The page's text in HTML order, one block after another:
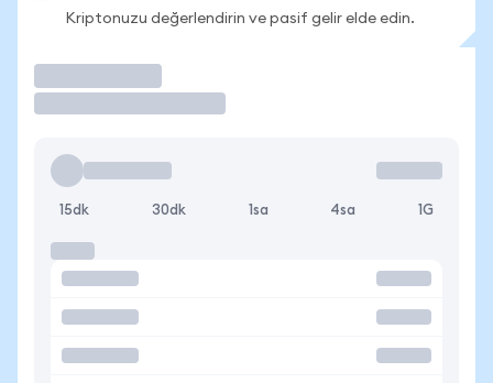
Kriptonuzu değerlendirin ve pasif gelir elde edin.
15dk 30dk 1sa 4sa 1G